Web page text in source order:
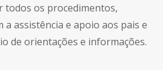
todos os procedimentos,
assistência e apoio aos pais e
de orientações e informações.